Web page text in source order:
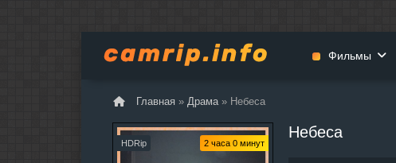
Главная » Драма » Небеса
HDRip 2 часа 0 минут
Небеса
Фильмы